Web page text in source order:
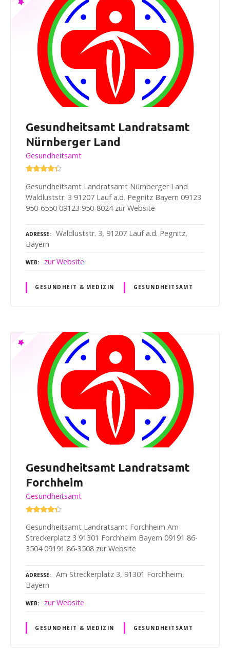
Gesundheitsamt Landratsamt
Nürnberger Land
Gesundheitsamt
Gesundheitsamt Landratsamt Nürnberger Land
Waldluststr. 3 91207 Lauf a.d. Pegnitz Bayern 09123
950-6550 09123 950-8024 zur Website
ADRESSE
Waldluststr. 3, 91207 Lauf a.d. Pegnitz,
Bayern
WEB zur Website
GESUNDHEIT & MEDIZIN GESUNDHEITSAMT
Gesundheitsamt Landratsamt
Forchheim
Gesundheitsamt
Gesundheitsamt Landratsamt Forchheim Am
Streckerplatz 3 91301 Forchheim Bayern 09191 86-
3504 09191 86-3508 zur Website
ADRESSE
Am Streckerplatz 3, 91301 Forchheim,
Bayern
WEB zur Website
GESUNDHEIT & MEDIZIN GESUNDHEITSAMT